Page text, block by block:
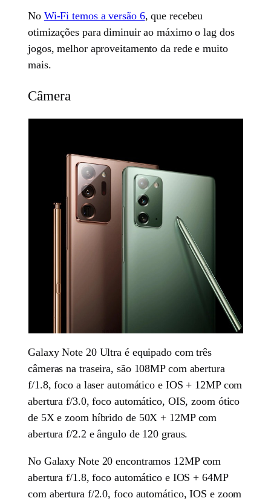
No Wi-Fi temos a versão 6, que recebeu
otimizações para diminuir ao máximo o lag dos
jogos, melhor aproveitamento da rede e muito
mais.
Câmera
Galaxy Note 20 Ultra é equipado com três
câmeras na traseira, são 108MP com abertura
f/1.8, foco a laser automático e IOS + 12MP com
abertura f/3.0, foco automático, OIS, zoom ótico
de 5X e zoom híbrido de 50X + 12MP com
abertura f/2.2 e ângulo de 120 graus.
No Galaxy Note 20 encontramos 12MP com
abertura f/1.8, foco automático e IOS + 64MP
com abertura f/2.0, foco automático, IOS e zoom